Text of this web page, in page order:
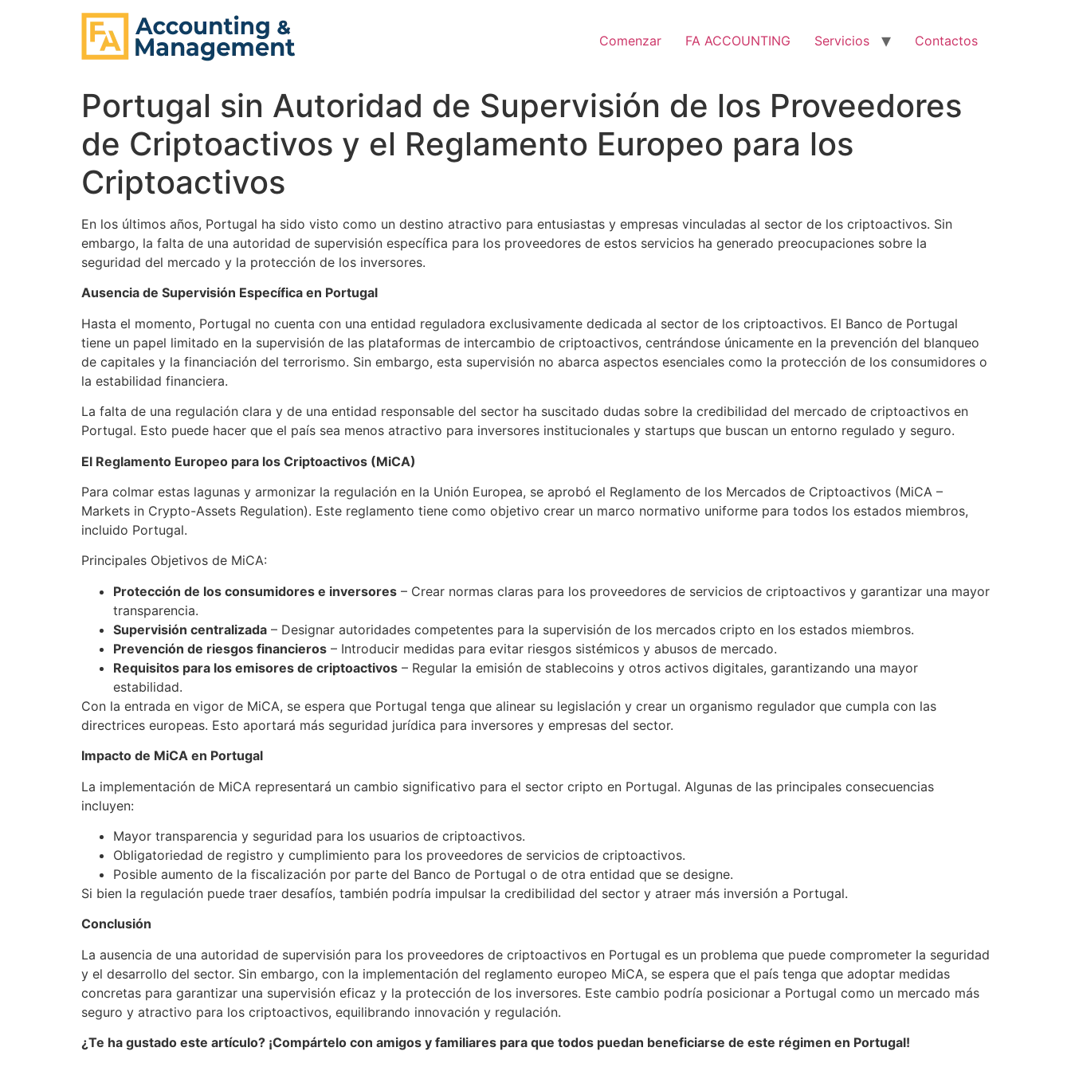
Comenzar
FA ACCOUNTING Servicios Contactos
Portugal sin Autoridad de Supervisión de los Proveedores
de Criptoactivos y el Reglamento Europeo para los
Criptoactivos
En los últimos años, Portugal ha sido visto como un destino atractivo para entusiastas y empresas vinculadas al sector de los criptoactivos. Sin
embargo, la falta de una autoridad de supervisión específica para los proveedores de estos servicios ha generado preocupaciones sobre la
seguridad del mercado y la protección de los inversores.
Ausencia de Supervisión Específica en Portugal
Hasta el momento, Portugal no cuenta con una entidad reguladora exclusivamente dedicada al sector de los criptoactivos. El Banco de Portugal
tiene un papel limitado en la supervisión de las plataformas de intercambio de criptoactivos, centrándose únicamente en la prevención del blanqueo
de capitales y la financiación del terrorismo. Sin embargo, esta supervisión no abarca aspectos esenciales como la protección de los consumidores o
la estabilidad financiera.
La falta de una regulación clara y de una entidad responsable del sector ha suscitado dudas sobre la credibilidad del mercado de criptoactivos en
Portugal. Esto puede hacer que el país sea menos atractivo para inversores institucionales y startups que buscan un entorno regulado y seguro.
El Reglamento Europeo para los Criptoactivos (MiCA)
Para colmar estas lagunas y armonizar la regulación en la Unión Europea, se aprobó el Reglamento de los Mercados de Criptoactivos (MiCA –
Markets in Crypto-Assets Regulation). Este reglamento tiene como objetivo crear un marco normativo uniforme para todos los estados miembros,
incluido Portugal.
Principales Objetivos de MiCA:
Protección de los consumidores e inversores – Crear normas claras para los proveedores de servicios de criptoactivos y garantizar una mayor
transparencia.
Supervisión centralizada – Designar autoridades competentes para la supervisión de los mercados cripto en los estados miembros.
Prevención de riesgos financieros – Introducir medidas para evitar riesgos sistémicos y abusos de mercado.
Requisitos para los emisores de criptoactivos – Regular la emisión de stablecoins y otros activos digitales, garantizando una mayor
estabilidad.
Con la entrada en vigor de MiCA, se espera que Portugal tenga que alinear su legislación y crear un organismo regulador que cumpla con las
directrices europeas. Esto aportará más seguridad jurídica para inversores y empresas del sector.
Impacto de MiCA en Portugal
La implementación de MiCA representará un cambio significativo para el sector cripto en Portugal. Algunas de las principales consecuencias
incluyen:
Mayor transparencia y seguridad para los usuarios de criptoactivos.
Obligatoriedad de registro y cumplimiento para los proveedores de servicios de criptoactivos.
Posible aumento de la fiscalización por parte del Banco de Portugal o de otra entidad que se designe.
Si bien la regulación puede traer desafíos, también podría impulsar la credibilidad del sector y atraer más inversión a Portugal.
Conclusión
La ausencia de una autoridad de supervisión para los proveedores de criptoactivos en Portugal es un problema que puede comprometer la seguridad
y el desarrollo del sector. Sin embargo, con la implementación del reglamento europeo MiCA, se espera que el país tenga que adoptar medidas
concretas para garantizar una supervisión eficaz y la protección de los inversores. Este cambio podría posicionar a Portugal como un mercado más
seguro y atractivo para los criptoactivos, equilibrando innovación y regulación.
¿Te ha gustado este artículo? ¡Compártelo con amigos y familiares para que todos puedan beneficiarse de este régimen en Portugal!